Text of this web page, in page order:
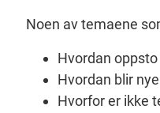
Noen av temaene
Hvordan
Hvordan blir
Hvorfor er ikke